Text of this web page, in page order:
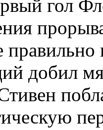
гол
добил